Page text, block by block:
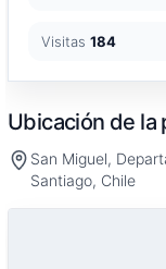
Visitas 184
Ubicación de la
San Miguel,
Santiago, Chile